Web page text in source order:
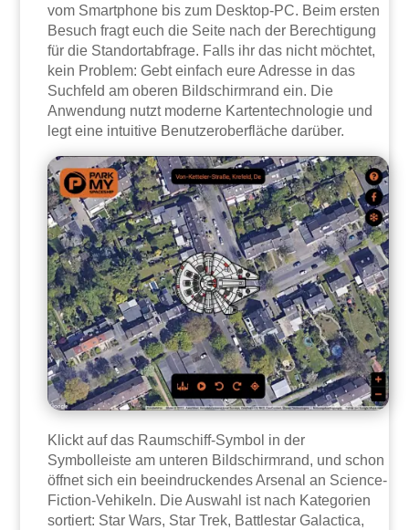
vom Smartphone bis zum Desktop-PC. Beim ersten
Besuch fragt euch die Seite nach der Berechtigung
für die Standortabfrage. Falls ihr das nicht möchtet,
kein Problem: Gebt einfach eure Adresse in das
Suchfeld am oberen Bildschirmrand ein. Die
Anwendung nutzt moderne Kartentechnologie und
legt eine intuitive Benutzeroberfläche darüber.
Klickt auf das Raumschiff-Symbol in der
Symbolleiste am unteren Bildschirmrand, und schon
öffnet sich ein beeindruckendes Arsenal an Science-
Fiction-Vehikeln. Die Auswahl ist nach Kategorien
sortiert: Star Wars, Star Trek, Battlestar Galactica,